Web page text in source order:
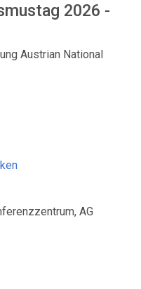
2026 -
Austrian National
AG